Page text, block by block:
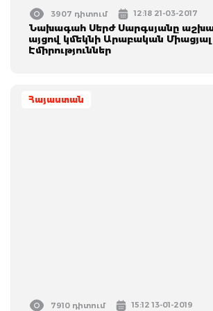
3907 դիտում 12:18 21-03-2017
Նախագահ Սերժ Սարգսյանը
այցով կմեկնի Արաբական Միացյալ
Էմիրություններ
Հայաստան
7910 դիտում 15:12 13-01-2019